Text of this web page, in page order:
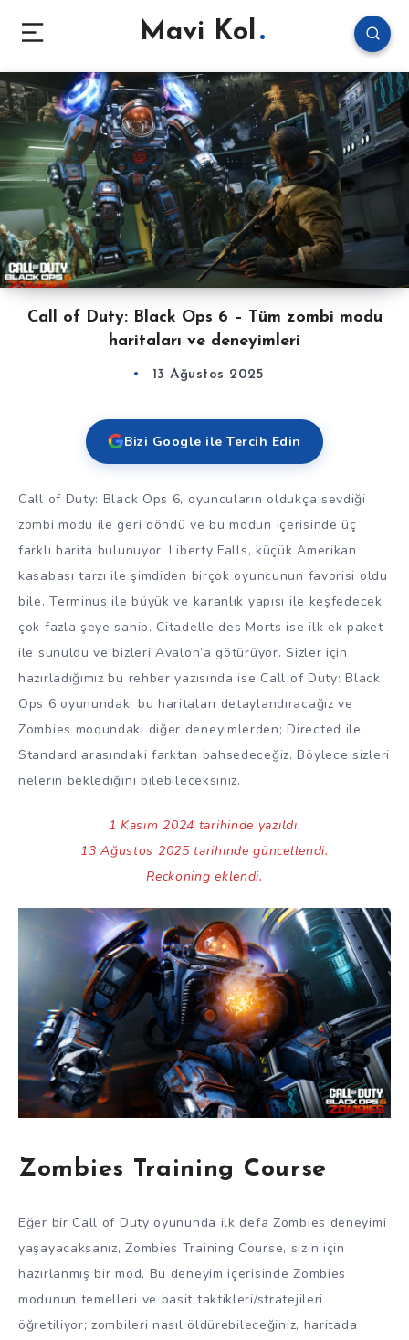
Mavi Kol
Call of Duty: Black Ops 6 – Tüm zombi modu
haritaları ve deneyimleri
13 Ağustos 2025
Bizi Google ile Tercih Edin
Call of Duty: Black Ops 6, oyuncuların oldukça sevdiği
zombi modu ile geri döndü ve bu modun içerisinde üç
farklı harita bulunuyor. Liberty Falls, küçük Amerikan
kasabası tarzı ile şimdiden birçok oyuncunun favorisi oldu
bile. Terminus ile büyük ve karanlık yapısı ile keşfedecek
çok fazla şeye sahip. Citadelle des Morts ise ilk ek paket
ile sunuldu ve bizleri Avalon’a götürüyor. Sizler için
hazırladığımız bu rehber yazısında ise Call of Duty: Black
Ops 6 oyunundaki bu haritaları detaylandıracağız ve
Zombies modundaki diğer deneyimlerden; Directed ile
Standard arasındaki farktan bahsedeceğiz. Böylece sizleri
nelerin beklediğini bilebileceksiniz.
1 Kasım 2024 tarihinde yazıldı.
13 Ağustos 2025 tarihinde güncellendi.
Reckoning eklendi.
Zombies Training Course
Eğer bir Call of Duty oyununda ilk defa Zombies deneyimi
yaşayacaksanız, Zombies Training Course, sizin için
hazırlanmış bir mod. Bu deneyim içerisinde Zombies
modunun temelleri ve basit taktikleri/stratejileri
öğretiliyor; zombileri nasıl öldürebileceğiniz, haritada